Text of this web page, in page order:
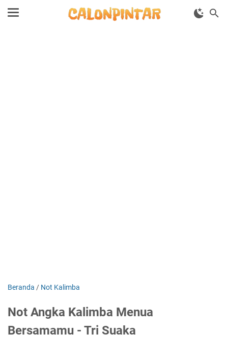
Beranda / Not Kalimba
Not Angka Kalimba Menua
Bersamamu - Tri Suaka